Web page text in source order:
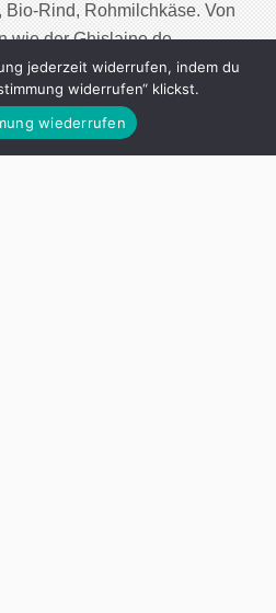
Bio-Rind, Rohmilchkäse. Von
wie der Ghislaine de
die nur […]
Reading
jederzeit widerrufen, indem du
widerrufen“ klickst.
wiederrufen